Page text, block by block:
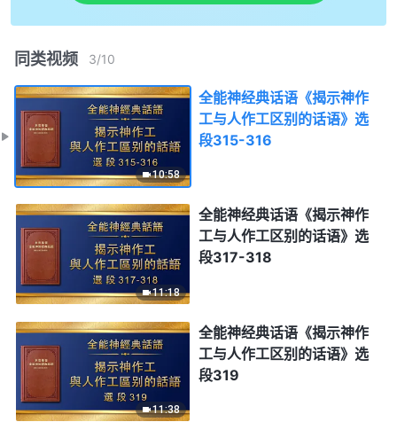
同类视频 3/10
10:58
全能神经典话语《揭示神作
工与人作工区别的话语》选
段315-316
11:18
全能神经典话语《揭示神作
工与人作工区别的话语》选
段317-318
11:38
全能神经典话语《揭示神作
工与人作工区别的话语》选
段319